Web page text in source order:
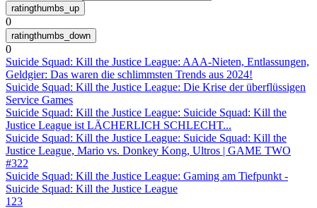
0
0
Suicide Squad: Kill the Justice League: AAA-Nieten, Entlassungen,
Geldgier: Das waren die schlimmsten Trends aus 2024!
Suicide Squad: Kill the Justice League: Die Krise der überflüssigen
Service Games
Suicide Squad: Kill the Justice League: Suicide Squad: Kill the
Justice League ist LÄCHERLICH SCHLECHT...
Suicide Squad: Kill the Justice League: Suicide Squad: Kill the
Justice League, Mario vs. Donkey Kong, Ultros | GAME TWO
#322
Suicide Squad: Kill the Justice League: Gaming am Tiefpunkt -
Suicide Squad: Kill the Justice League
1 23